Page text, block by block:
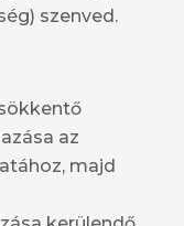
szenved.
az
majd